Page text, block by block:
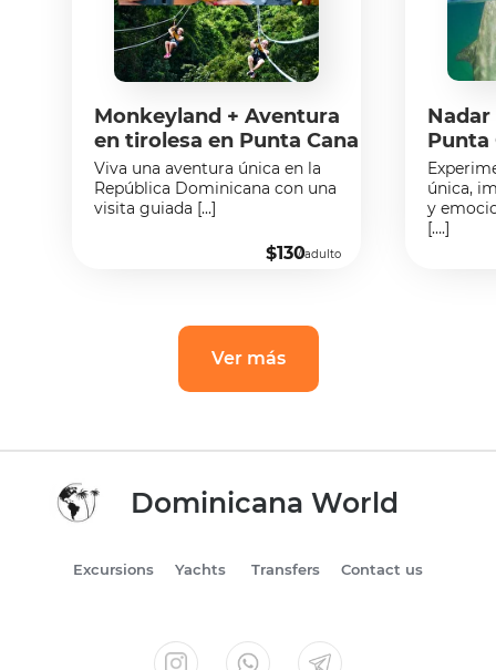
Monkeyland + Aventura
en tirolesa en Punta Cana
Viva una aventura única en la
República Dominicana con una
visita guiada [...]
$130/ adulto
Punta
única,
y
[….]
Ver más
Dominicana World
Excursions Yachts Transfers Contact us